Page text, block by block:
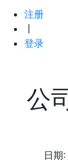
注册
登录
公
日期